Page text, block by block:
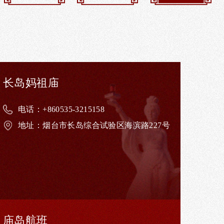
长岛妈祖庙
电话：+860535-3215158
地址：烟台市长岛综合试验区海滨路227号
庙岛航班